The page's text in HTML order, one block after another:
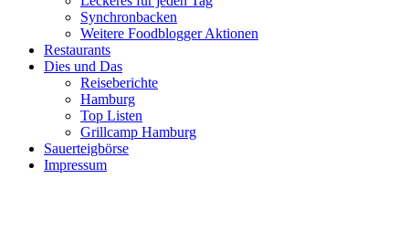
Synchronbacken
Weitere Foodblogger Aktionen
Restaurants
Dies und Das
Reiseberichte
Hamburg
Top Listen
Grillcamp Hamburg
Sauerteigbörse
Impressum